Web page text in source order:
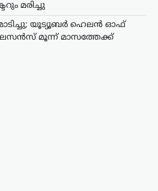
മരിച്ചു
യൂട്യൂബർ ഹെലൻ ഓഫ്
മൂന്ന് മാസത്തേക്ക്